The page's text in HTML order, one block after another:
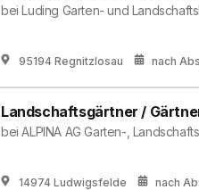
beiLuding Garten- und
95194 Regnitzlosau nach
Landschaftsgärtner /
beiALPINA AG Garten-,
14974 Ludwigsfelde nach